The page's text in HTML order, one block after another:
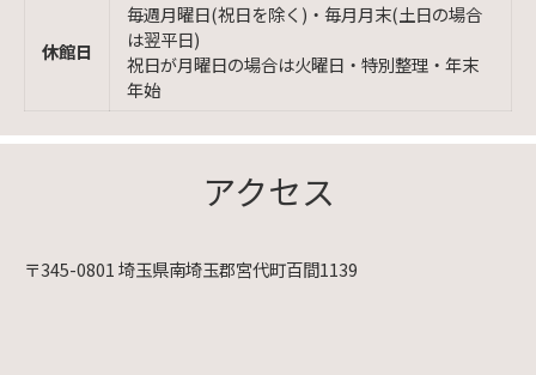
休館日
毎週月曜日(祝日を除く)・毎月月末(土日の場合
は翌平日)
祝日が月曜日の場合は火曜日・特別整理・年末
年始
アクセス
〒345-0801 埼玉県南埼玉郡宮代町百間1139